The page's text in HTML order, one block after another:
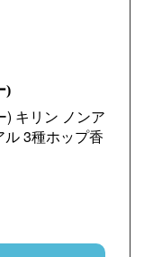
)
キリン ノンア
3種ホップ香